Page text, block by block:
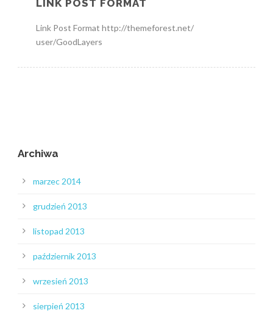
LINK POST FORMAT
Link Post Format http://themeforest.net/
user/GoodLayers
Archiwa
marzec 2014
grudzień 2013
listopad 2013
październik 2013
wrzesień 2013
sierpień 2013